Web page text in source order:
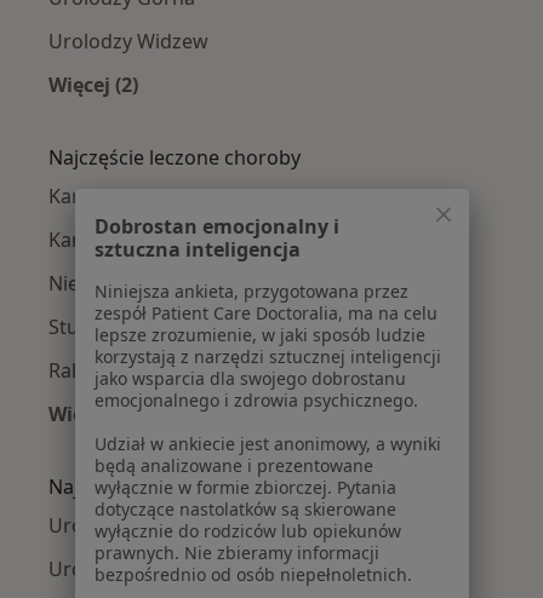
Urolodzy Widzew
Więcej (2)
Najczęście leczone choroby
Kamica moczowa w Łodzi
Kamica nerkowa w Łodzi
Nietrzymanie moczu w Łodzi
Stulejka w Łodzi
Rak pęcherza moczowego w Łodzi
Więcej (15)
Więcej w kategorii: Najczęście leczone
Najpopularniejsze ubezpieczenia
Urolodzy z Allianz w Łodzi
Urolodzy z Medicover w Łodzi
Dobrostan emocjonalny i
sztuczna inteligencja
Niniejsza ankieta, przygotowana przez
zespół Patient Care Doctoralia, ma na celu
lepsze zrozumienie, w jaki sposób ludzie
korzystają z narzędzi sztucznej inteligencji
jako wsparcia dla swojego dobrostanu
emocjonalnego i zdrowia psychicznego.
Udział w ankiecie jest anonimowy, a wyniki
będą analizowane i prezentowane
wyłącznie w formie zbiorczej. Pytania
dotyczące nastolatków są skierowane
wyłącznie do rodziców lub opiekunów
prawnych. Nie zbieramy informacji
bezpośrednio od osób niepełnoletnich.